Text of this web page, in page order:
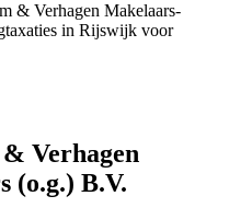
& Verhagen Makelaars-
in Rijswijk voor
Verhagen
(o.g.) B.V.